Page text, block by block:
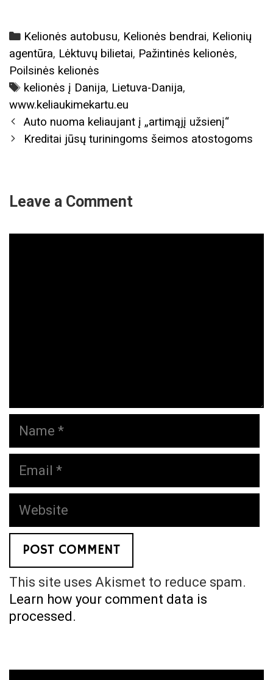
Categories
Kelionės autobusu, Kelionės bendrai, Kelionių
agentūra, Lėktuvų bilietai, Pažintinės kelionės,
Poilsinės kelionės
Tags
kelionės į Danija, Lietuva-Danija,
www.keliaukimekartu.eu
Post
navigation
Auto nuoma keliaujant į „artimąjį užsienį“
Kreditai jūsų turiningoms šeimos atostogoms
Leave a Comment
Name
Email
Website
This site uses Akismet to reduce spam.
Learn how your comment data is
processed.